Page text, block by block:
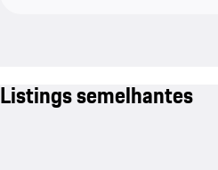
Listings semelhantes